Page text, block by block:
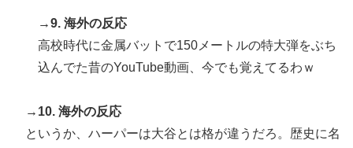
→9. 海外の反応
高校時代に金属バットで150メートルの特大弾をぶち
込んでた昔のYouTube動画、今でも覚えてるわｗ
→10. 海外の反応
というか、ハーパーは大谷とは格が違うだろ。歴史に名